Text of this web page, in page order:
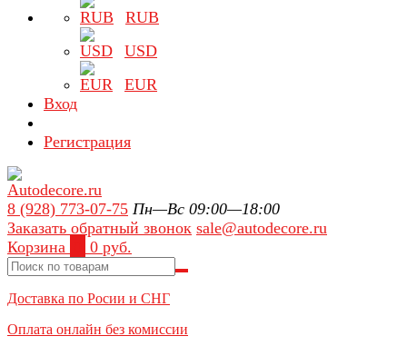
RUB
USD
EUR
Вход
Регистрация
8 (928) 773-07-75 Пн—Вс 09:00—18:00
Заказать обратный звонок sale@autodecore.ru
Корзина
0 руб.
Доставка по Росии и СНГ
Оплата онлайн без комиссии